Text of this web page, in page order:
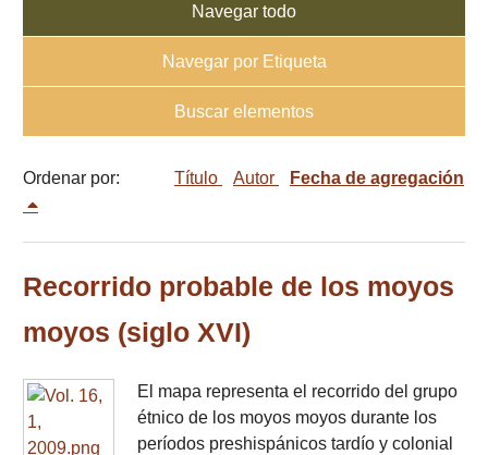
Navegar todo
Navegar por Etiqueta
Buscar elementos
Ordenar por: Título Autor Fecha de agregación
Recorrido probable de los moyos
moyos (siglo XVI)
El mapa representa el recorrido del grupo
étnico de los moyos moyos durante los
períodos preshispánicos tardío y colonial